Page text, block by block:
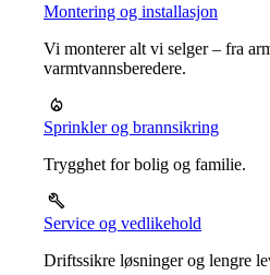
Montering og installasjon
Vi monterer alt vi selger – fra
varmtvannsberedere.
Sprinkler og brannsikring
Trygghet for bolig og familie.
Service og vedlikehold
Driftssikre løsninger og lengre